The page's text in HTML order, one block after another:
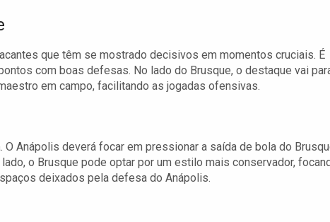
que têm se mostrado decisivos em momentos cruciais. É
com boas defesas. No lado do Brusque, o destaque vai
em campo, facilitando as jogadas ofensivas.
Anápolis deverá focar em pressionar a saída de bola do
o Brusque pode optar por um estilo mais conservador,
deixados pela defesa do Anápolis.